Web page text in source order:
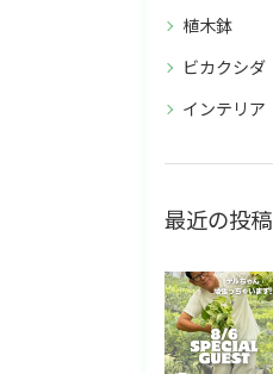
植木鉢
ビカクシダ
インテリア
最近の投稿